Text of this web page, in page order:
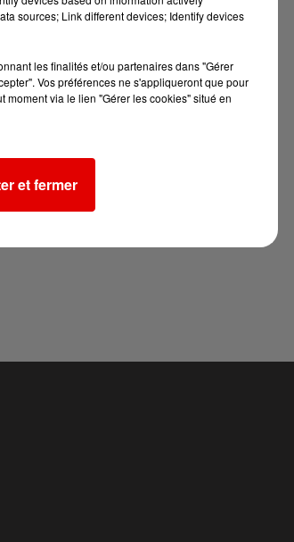
le parking.
Fraison, ou le
sources; Link different devices; Identify devices
les finalités et/ou partenaires dans "Gérer
Vos préférences ne s'appliqueront que pour
moment via le lien "Gérer les cookies" situé en
et fermer